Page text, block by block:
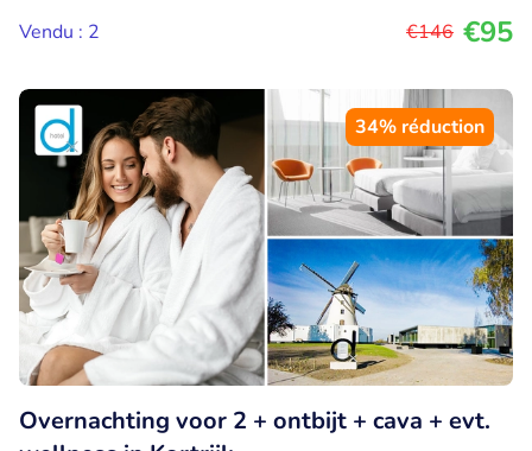
Vendu : 2
€146 €95
34% réduction
Overnachting voor 2 + ontbijt + cava + evt.